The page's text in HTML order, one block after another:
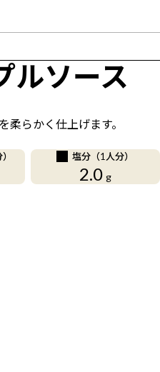
ルソース
柔らかく仕上げます。
塩分（1人分）
2.0 g